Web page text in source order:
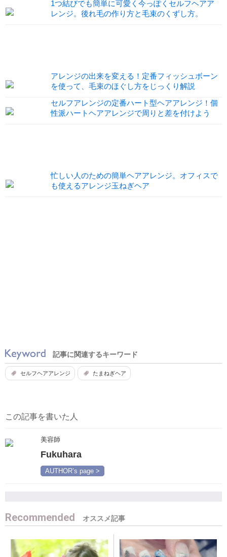
1つ結びでも簡単に可愛く今っぽくセルフヘアア
レンジ。後れ毛の作り方と毛束のくずし方。
アレンジの出来を変える！定番フィッシュボーン
を使って、毛束のほぐし方をじっくり解説
セルフアレンジの定番ハート型ヘアアレンジ！個
性派ハートヘアアレンジで周りと差を付けよう
忙しい人のための簡単ヘアアレンジ。オフィスで
も使えるアレンジ玉ねぎヘア
記事に関連するキーワード
セルフヘアアレンジ たまねぎヘア
この記事を書いた人
美容師
Fukuhara
AUTHOR’s page >
Recommended